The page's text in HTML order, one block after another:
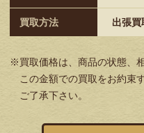
買取方法 出張買
※買取価格は、商品の状態、
この金額での買取をお約束
ご了承下さい。